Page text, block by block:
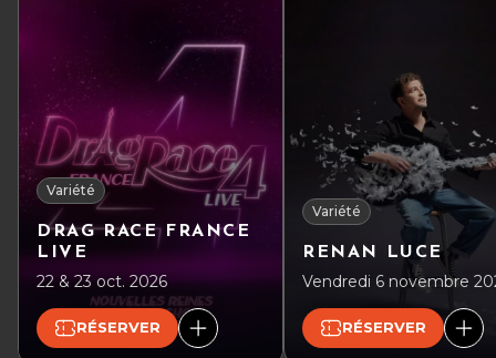
Variété
DRAG RACE FRANCE
LIVE
22 & 23 oct. 2026
RÉSERVER
Variété
RENAN LUCE
Vendredi 6 novembre
RÉSERVER